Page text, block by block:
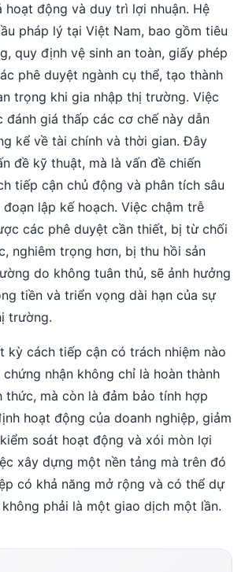
hoạt động và duy trì lợi nhuận. Hệ
pháp lý tại Việt Nam, bao gồm tiêu
quy định vệ sinh an toàn, giấy phép
phê duyệt ngành cụ thể, tạo thành
trọng khi gia nhập thị trường. Việc
đánh giá thấp các cơ chế này dẫn
kể về tài chính và thời gian. Đây
đề kỹ thuật, mà là vấn đề chiến
tiếp cận chủ động và phân tích sâu
lập kế hoạch. Việc chậm trễ
các phê duyệt cần thiết, bị từ chối
nghiêm trọng hơn, bị thu hồi sản
do không tuân thủ, sẽ ảnh hưởng
tiền và triển vọng dài hạn của sự
trường.
kỳ cách tiếp cận có trách nhiệm nào
nhận không chỉ là hoàn thành
thức, mà còn là đảm bảo tính hợp
hoạt động của doanh nghiệp, giảm
soát hoạt động và xói mòn lợi
xây dựng một nền tảng mà trên đó
có khả năng mở rộng và có thể dự
phải là một giao dịch một lần.